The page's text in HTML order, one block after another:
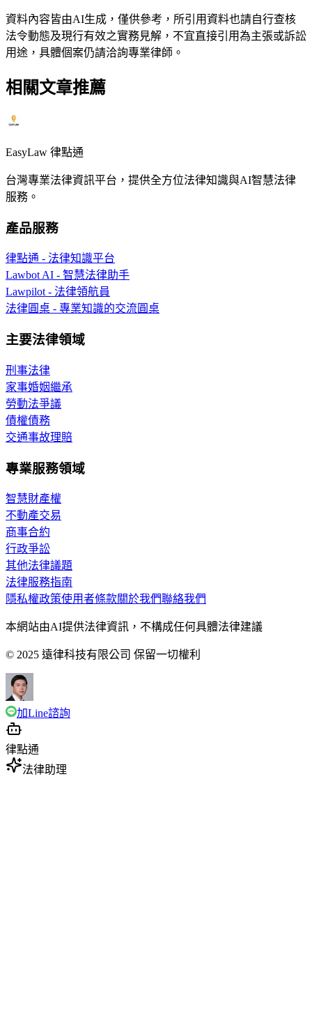
資料內容皆由AI生成，僅供參考，所引用資料也請自行查核
法令動態及現行有效之實務見解，不宜直接引用為主張或訴訟
用途，具體個案仍請洽詢專業律師。
相關文章推薦
EasyLaw 律點通
台灣專業法律資訊平台，提供全方位法律知識與AI智慧法律
服務。
產品服務
律點通 - 法律知識平台
Lawbot AI - 智慧法律助手
Lawpilot - 法律領航員
法律圓桌 - 專業知識的交流圓桌
主要法律領域
刑事法律
家事婚姻繼承
勞動法爭議
債權債務
交通事故理賠
專業服務領域
智慧財產權
不動產交易
商事合約
行政爭訟
其他法律議題
法律服務指南
隱私權政策使用者條款關於我們聯絡我們
本網站由AI提供法律資訊，不構成任何具體法律建議
© 2025 遠律科技有限公司 保留一切權利
加Line諮詢
律點通
法律助理